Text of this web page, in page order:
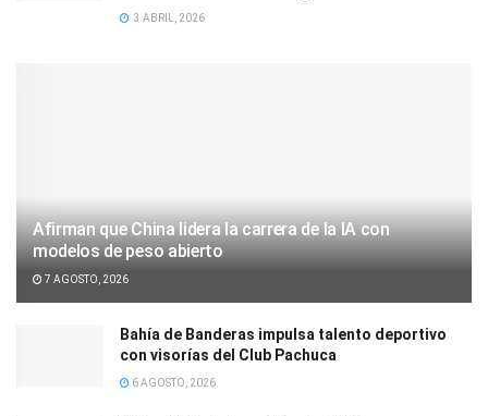
3 ABRIL, 2026
Afirman que China lidera la carrera de la IA con
modelos de peso abierto
7 AGOSTO, 2026
Bahía de Banderas impulsa talento deportivo
con visorías del Club Pachuca
6 AGOSTO, 2026